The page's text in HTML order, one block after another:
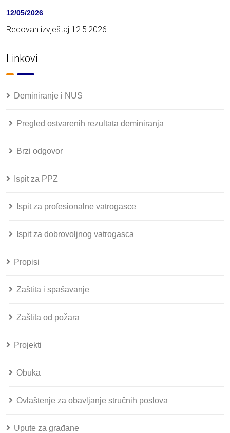
12/05/2026
Redovan izvještaj 12.5.2026
Linkovi
Deminiranje i NUS
Pregled ostvarenih rezultata deminiranja
Brzi odgovor
Ispit za PPZ
Ispit za profesionalne vatrogasce
Ispit za dobrovoljnog vatrogasca
Propisi
Zaštita i spašavanje
Zaštita od požara
Projekti
Obuka
Ovlaštenje za obavljanje stručnih poslova
Upute za građane